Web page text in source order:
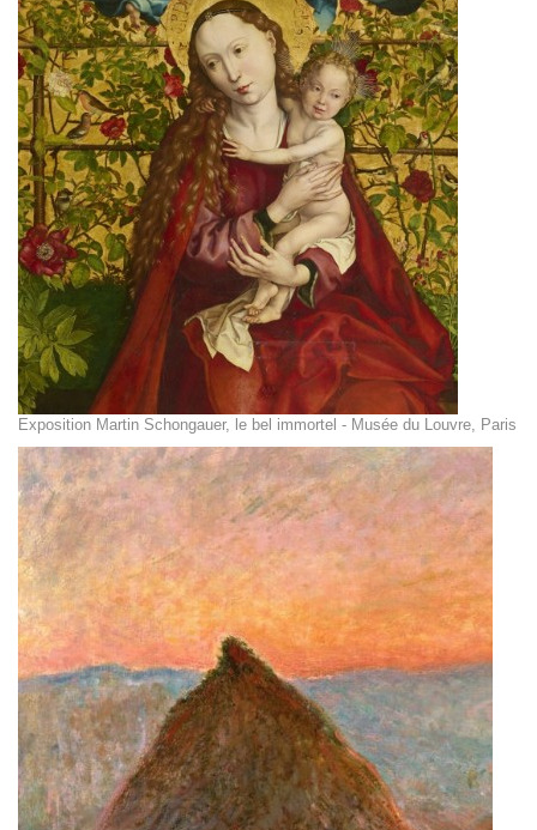
Exposition Martin Schongauer, le bel immortel - Musée du Louvre, Paris